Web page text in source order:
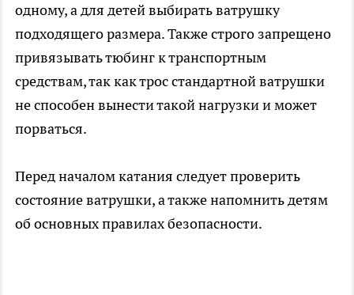
одному, а для детей выбирать ватрушку
подходящего размера. Также строго запрещено
привязывать тюбинг к транспортным
средствам, так как трос стандартной ватрушки
не способен вынести такой нагрузки и может
порваться.
Перед началом катания следует проверить
состояние ватрушки, а также напомнить детям
об основных правилах безопасности.